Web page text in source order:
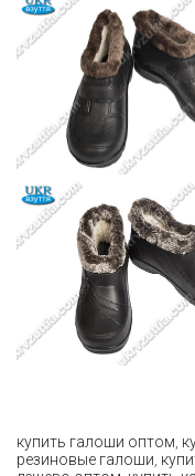
купить галоши оптом
резиновые галоши